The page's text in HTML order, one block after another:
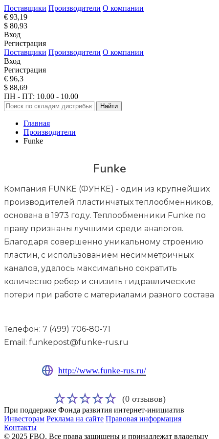
Поставщики Производители О компании
€ 93,19
$ 80,93
Вход
Регистрация
Поставщики Производители О компании
Вход
Регистрация
€ 96,3
$ 88,69
ПН - ПТ: 10.00 - 10.00
Найти
Главная
Производители
Funke
Funke
Компания FUNKE (ФУНКЕ) - один из крупнейших
производителей пластинчатых теплообменников,
основана в 1973 году. Теплообменники Funke по
праву признаны лучшими среди аналогов.
Благодаря совершенно уникальному строению
пластин, с использованием несимметричных
каналов, удалось максимально сократить
количество ребер и снизить гидравлические
потери при работе с материалами разного состава
Телефон: 7 (499) 706-80-71
Email: funkepost@funke-rus.ru
http://www.funke-rus.ru/
(0 отзывов)
При поддержке Фонда развития интернет-инициатив
Инвесторам Реклама на сайте Правовая информация
Контакты
© 2025 FBQ. Все права защищены и принадлежат владельцу